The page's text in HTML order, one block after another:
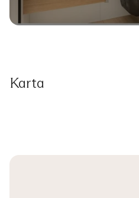
Karta